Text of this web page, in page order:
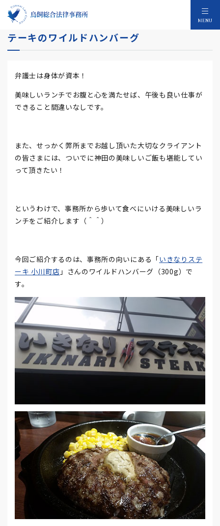
MENU
【事務所近辺のおすすめランチ】いきなりス
テーキのワイルドハンバーグ
弁護士は身体が資本！
美味しいランチでお腹と心を満たせば、午後も良い仕事が
できること間違いなしです。
また、せっかく弊所までお越し頂いた大切なクライアント
の皆さまには、ついでに神田の美味しいご飯も堪能してい
って頂きたい！
というわけで、事務所から歩いて食べにいける美味しいラ
ンチをご紹介します（＾＾）
今回ご紹介するのは、事務所の向いにある「いきなりステ
ーキ 小川町店 」さんのワイルドハンバーグ（300g）で
す。